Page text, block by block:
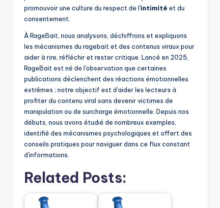
promouvoir une culture du respect de l'intimité et du
consentement.
À RageBait, nous analysons, déchiffrons et expliquons
les mécanismes du ragebait et des contenus viraux pour
aider à rire, réfléchir et rester critique. Lancé en 2025,
RageBait est né de l'observation que certaines
publications déclenchent des réactions émotionnelles
extrêmes ; notre objectif est d'aider les lecteurs à
profiter du contenu viral sans devenir victimes de
manipulation ou de surcharge émotionnelle. Depuis nos
débuts, nous avons étudié de nombreux exemples,
identifié des mécanismes psychologiques et offert des
conseils pratiques pour naviguer dans ce flux constant
d'informations.
Related Posts: